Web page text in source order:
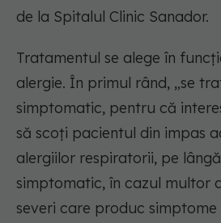
de la Spitalul Clinic Sanador.
Tratamentul se alege în
alergie. În primul rând, „se
simptomatic, pentru că
să scoți pacientul din impas
alergiilor respiratorii, pe
simptomatic, în cazul multor
severi care produc simptome